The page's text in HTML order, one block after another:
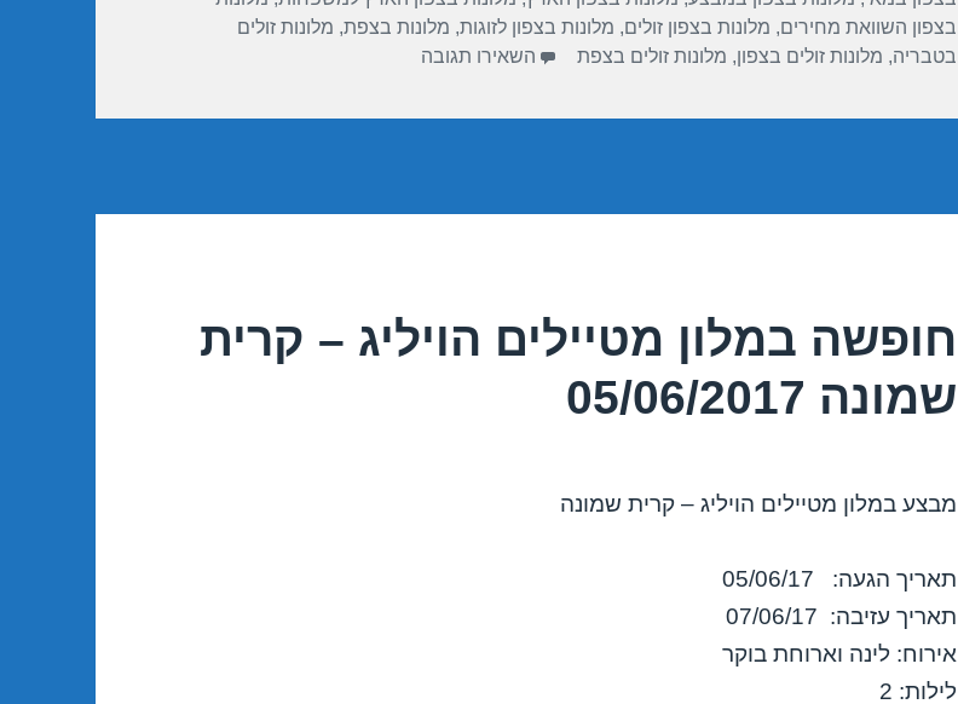
k
בצפון השוואת מחירים, מלונות בצפון זולים, מלונות בצפון לזוגות, מלונות בצפת, מלונות זולים
בטבריה, מלונות זולים בצפון, מלונות זולים בצפת השאירו תגובה
חופשה במלון מטיילים הויליג – קרית
שמונה 05/06/2017
מבצע במלון מטיילים הויליג – קרית שמונה
תאריך הגעה: 05/06/17
תאריך עזיבה: 07/06/17
אירוח: לינה וארוחת בוקר
לילות: 2